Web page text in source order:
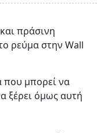
πράσινη
ρεύμα στην Wall
που μπορεί να
ξέρει όμως αυτή